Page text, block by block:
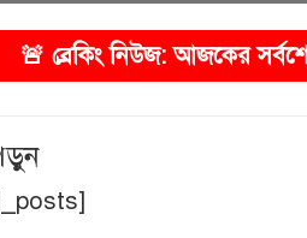
আজকের সর্বশেষ সংবাদ